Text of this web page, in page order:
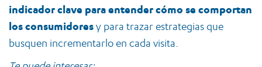
indicador clave para entender cómo se comportan
los consumidoresy para trazar estrategias que
busquen incrementarlo en cada visita.